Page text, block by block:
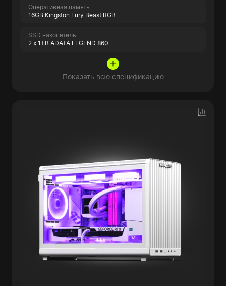
Оперативная память
16GB Kingston Fury Beast RGB
SSD накопитель
2 x 1TB ADATA LEGEND 860
Показать всю спецификацию